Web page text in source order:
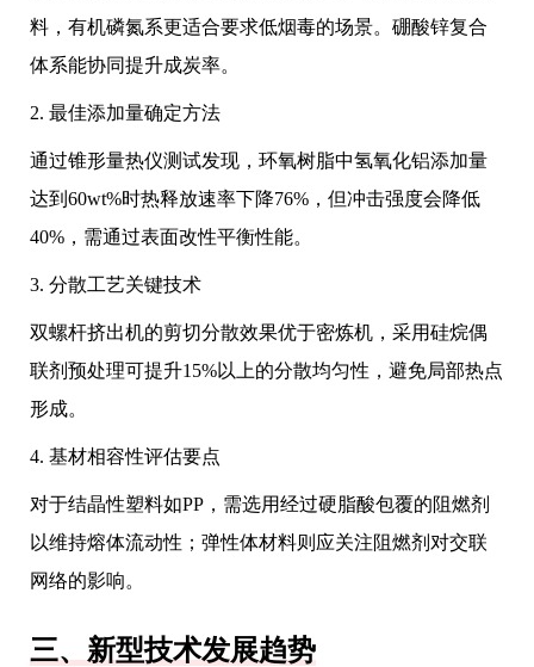
料，有机磷氮系更适合要求低烟毒的场景。硼酸锌复合
体系能协同提升成炭率。
2. 最佳添加量确定方法
通过锥形量热仪测试发现，环氧树脂中氢氧化铝添加量
达到60wt%时热释放速率下降76%，但冲击强度会降低
40%，需通过表面改性平衡性能。
3. 分散工艺关键技术
双螺杆挤出机的剪切分散效果优于密炼机，采用硅烷偶
联剂预处理可提升15%以上的分散均匀性，避免局部热点
形成。
4. 基材相容性评估要点
对于结晶性塑料如PP，需选用经过硬脂酸包覆的阻燃剂
以维持熔体流动性；弹性体材料则应关注阻燃剂对交联
网络的影响。
三、新型技术发展趋势